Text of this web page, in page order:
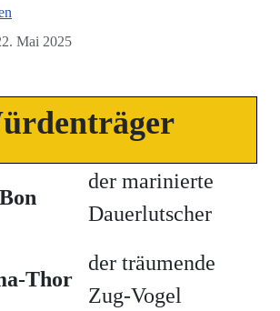
Mai 2025
der marinierte
Dauerlutscher
Thor
der träumende
Zug-Vogel